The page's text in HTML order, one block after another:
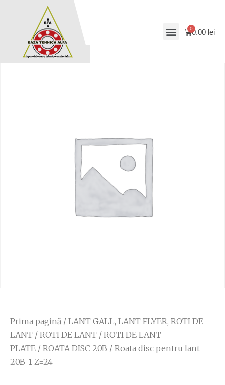
0.00 lei
Prima pagină / LANT GALL, LANT FLYER, ROTI DE
LANT / ROTI DE LANT / ROTI DE LANT
PLATE / ROATA DISC 20B / Roata disc pentru lant
20B-1 Z=24